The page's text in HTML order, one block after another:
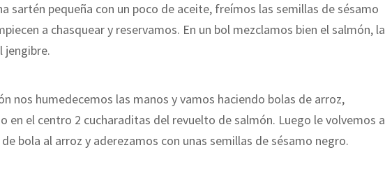
sartén pequeña con un poco de aceite, freí­mos las semillas de sésamo
a chasquear y reservamos. En un bol mezclamos bien el salmón, la
jengibre.
nos humedecemos las manos y vamos haciendo bolas de arroz,
en el centro 2 cucharaditas del revuelto de salmón. Luego le volvemos a
bola al arroz y aderezamos con unas semillas de sésamo negro.